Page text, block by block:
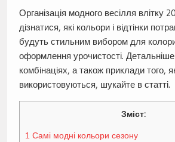
Організація модного весілля влітку
дізнатися, які кольори і відтінки
будуть стильним вибором для
оформлення урочистості. Детальніше
комбінаціях, а також приклади того,
використовуються, шукайте в статті.
Зміст:
1 Самі модні кольори сезону